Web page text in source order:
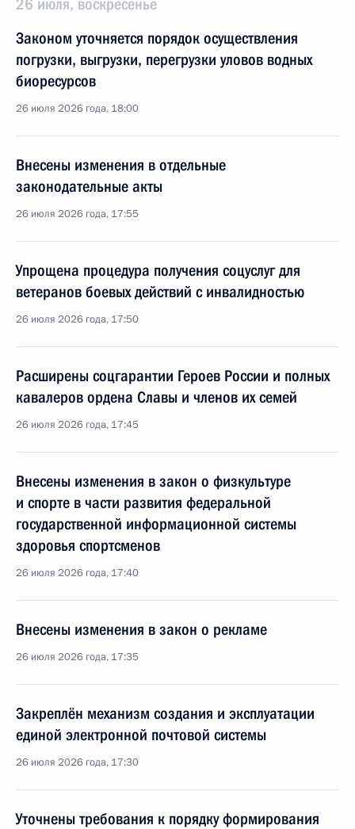
26 июля, воскресенье
Законом уточняется порядок осуществления
погрузки, выгрузки, перегрузки уловов водных
биоресурсов
26 июля 2026 года, 18:00
Внесены изменения в отдельные
законодательные акты
26 июля 2026 года, 17:55
Упрощена процедура получения соцуслуг для
ветеранов боевых действий с инвалидностью
26 июля 2026 года, 17:50
Расширены соцгарантии Героев России и полных
кавалеров ордена Славы и членов их семей
26 июля 2026 года, 17:45
Внесены изменения в закон о физкультуре
и спорте в части развития федеральной
государственной информационной системы
здоровья спортсменов
26 июля 2026 года, 17:40
Внесены изменения в закон о рекламе
26 июля 2026 года, 17:35
Закреплён механизм создания и эксплуатации
единой электронной почтовой системы
26 июля 2026 года, 17:30
Уточнены требования к порядку формирования